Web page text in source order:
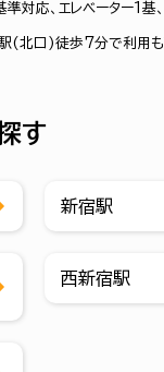
対応、エレベーター1
(北口)徒歩7分で利用も
す
新宿駅
西新宿駅